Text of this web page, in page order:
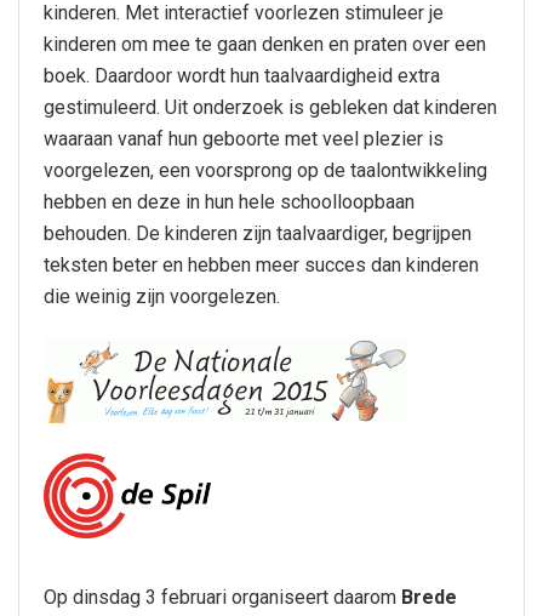
kinderen. Met interactief voorlezen stimuleer je
kinderen om mee te gaan denken en praten over een
boek. Daardoor wordt hun taalvaardigheid extra
gestimuleerd. Uit onderzoek is gebleken dat kinderen
waaraan vanaf hun geboorte met veel plezier is
voorgelezen, een voorsprong op de taalontwikkeling
hebben en deze in hun hele schoolloopbaan
behouden. De kinderen zijn taalvaardiger, begrijpen
teksten beter en hebben meer succes dan kinderen
die weinig zijn voorgelezen.
Op dinsdag 3 februari organiseert daarom Brede